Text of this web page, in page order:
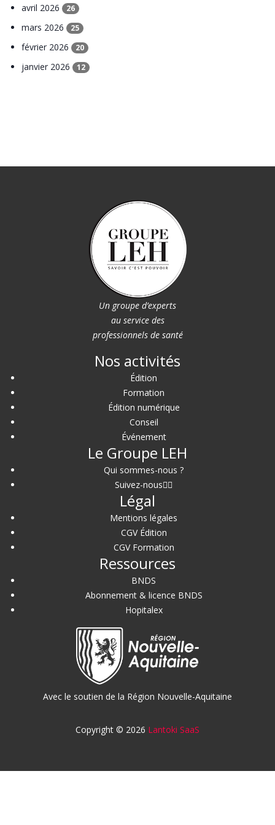
avril 2026 26
mars 2026 25
février 2026 20
janvier 2026 12
Un groupe d’experts
au service des
professionnels de santé
Nos activités
Édition
Formation
Édition numérique
Conseil
Événement
Le Groupe LEH
Qui sommes-nous ?
Suivez-nous
Légal
Mentions légales
CGV Édition
CGV Formation
Ressources
BNDS
Abonnement & licence BNDS
Hopitalex
Avec le soutien de la Région Nouvelle-Aquitaine
Copyright © 2026 Lantoki SaaS